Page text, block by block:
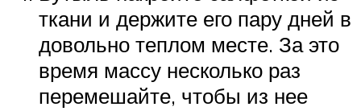
ткани и держите его пару дней в
довольно теплом месте. За это
время массу несколько раз
перемешайте, чтобы из нее